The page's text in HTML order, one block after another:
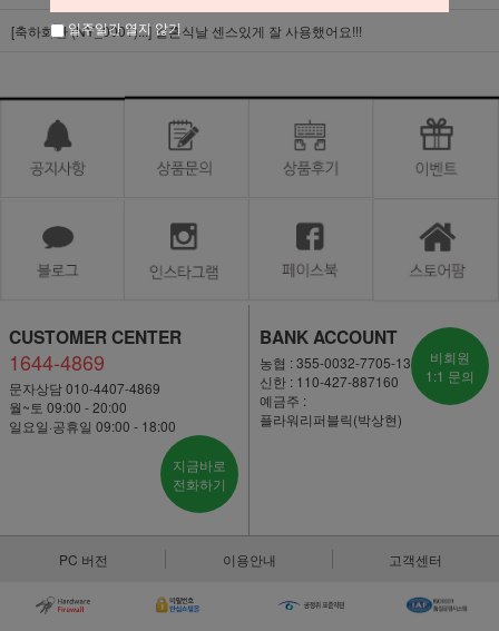
[축하화환 (NY_0001)...] 결혼식날 센스있게 잘 사용했어요!!!
CUSTOMER CENTER
1644-4869
문자상담 010-4407-4869
월~토 09:00 - 20:00
일요일·공휴일 09:00 - 18:00
지금바로
전화하기
BANK ACCOUNT
농협 : 355-0032-7705-13
신한 : 110-427-887160
예금주 :
플라워리퍼블릭(박상현)
비회원
1:1 문의
PC 버전 이용안내 고객센터
일주일간 열지 않기